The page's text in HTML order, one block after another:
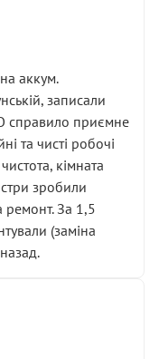
аккум.
записали
справило приємне
та чисті робочі
кімната
зробили
ремонт. За 1,5
(заміна